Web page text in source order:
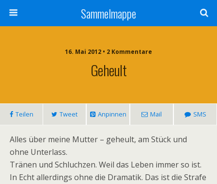
Sammelmappe
16. Mai 2012 • 2 Kommentare
Geheult
Teilen Tweet Anpinnen Mail SMS
Alles über meine Mutter – geheult, am Stück und
ohne Unterlass.
Tränen und Schluchzen. Weil das Leben immer so ist.
In Echt allerdings ohne die Dramatik. Das ist die Strafe